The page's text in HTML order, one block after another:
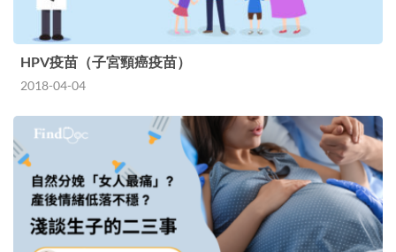
HPV疫苗（子宮頸癌疫苗）
2018-04-04